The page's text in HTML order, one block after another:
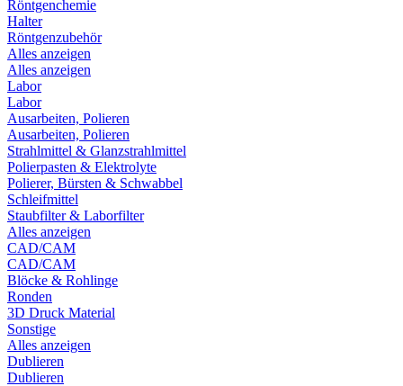
Röntgenchemie
Halter
Röntgenzubehör
Alles anzeigen
Alles anzeigen
Labor
Labor
Ausarbeiten, Polieren
Ausarbeiten, Polieren
Strahlmittel & Glanzstrahlmittel
Polierpasten & Elektrolyte
Polierer, Bürsten & Schwabbel
Schleifmittel
Staubfilter & Laborfilter
Alles anzeigen
CAD/CAM
CAD/CAM
Blöcke & Rohlinge
Ronden
3D Druck Material
Sonstige
Alles anzeigen
Dublieren
Dublieren